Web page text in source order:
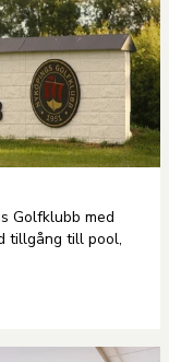
Golfklubb med
tillgång till pool,